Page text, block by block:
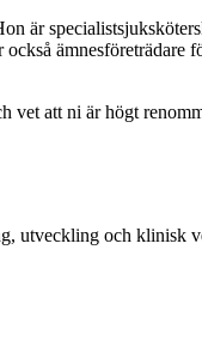
är
ämnesföreträdare
vet att ni är högt
utveckling och klinisk